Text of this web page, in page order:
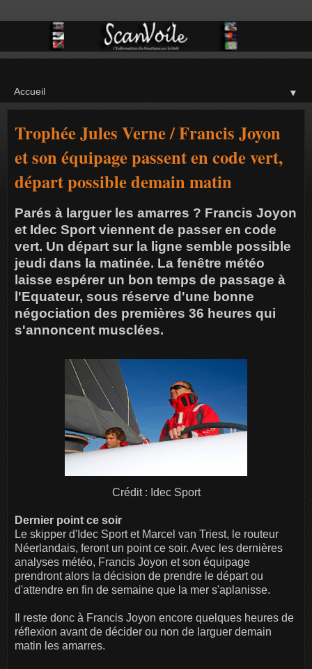
▼
Trophée Jules Verne / Francis Joyon
et son équipage passent en code vert,
départ possible demain matin
Parés à larguer les amarres ? Francis Joyon
et Idec Sport viennent de passer en code
vert. Un départ sur la ligne semble possible
jeudi dans la matinée. La fenêtre météo
laisse espérer un bon temps de passage à
l'Equateur, sous réserve d'une bonne
négociation des premières 36 heures qui
s'annoncent musclées.
Crédit : Idec Sport
Dernier point ce soir
Le skipper d'Idec Sport et Marcel van Triest, le routeur
Néerlandais, feront un point ce soir. Avec les dernières
analyses météo, Francis Joyon et son équipage
prendront alors la décision de prendre le départ ou
d'attendre en fin de semaine que la mer s'aplanisse.
Il reste donc à Francis Joyon encore quelques heures de
réflexion avant de décider ou non de larguer demain
matin les amarres.